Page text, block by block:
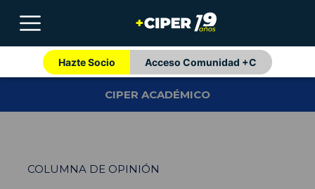
Hazte Socio Acceso Comunidad +C
CIPER ACADÉMICO
COLUMNA DE OPINIÓN